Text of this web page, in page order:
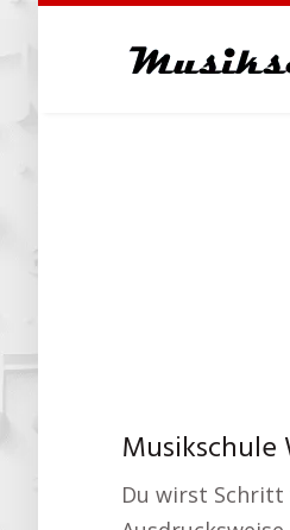
content
Du wirst Schritt